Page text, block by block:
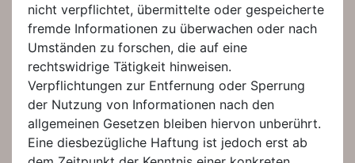
nicht verpflichtet, übermittelte oder gespeicherte
fremde Informationen zu überwachen oder nach
Umständen zu forschen, die auf eine
rechtswidrige Tätigkeit hinweisen.
Verpflichtungen zur Entfernung oder Sperrung
der Nutzung von Informationen nach den
allgemeinen Gesetzen bleiben hiervon unberührt.
Eine diesbezügliche Haftung ist jedoch erst ab